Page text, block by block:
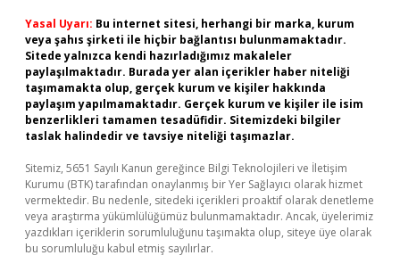
Yasal Uyarı: Bu internet sitesi, herhangi bir marka, kurum
veya şahıs şirketi ile hiçbir bağlantısı bulunmamaktadır.
Sitede yalnızca kendi hazırladığımız makaleler
paylaşılmaktadır. Burada yer alan içerikler haber niteliği
taşımamakta olup, gerçek kurum ve kişiler hakkında
paylaşım yapılmamaktadır. Gerçek kurum ve kişiler ile isim
benzerlikleri tamamen tesadüfidir. Sitemizdeki bilgiler
taslak halindedir ve tavsiye niteliği taşımazlar.
Sitemiz, 5651 Sayılı Kanun gereğince Bilgi Teknolojileri ve İletişim
Kurumu (BTK) tarafından onaylanmış bir Yer Sağlayıcı olarak hizmet
vermektedir. Bu nedenle, sitedeki içerikleri proaktif olarak denetleme
veya araştırma yükümlülüğümüz bulunmamaktadır. Ancak, üyelerimiz
yazdıkları içeriklerin sorumluluğunu taşımakta olup, siteye üye olarak
bu sorumluluğu kabul etmiş sayılırlar.